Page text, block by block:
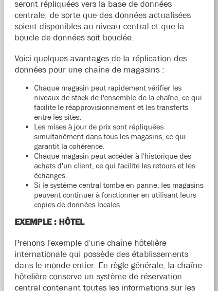
seront répliquées vers la base de données
centrale, de sorte que des données actualisées
soient disponibles au niveau central et que la
boucle de données soit bouclée.
Voici quelques avantages de la réplication des
données pour une chaîne de magasins :
Chaque magasin peut rapidement vérifier les
niveaux de stock de l'ensemble de la chaîne, ce qui
facilite le réapprovisionnement et les transferts
entre les sites.
Les mises à jour de prix sont répliquées
simultanément dans tous les magasins, ce qui
garantit la cohérence.
Chaque magasin peut accéder à l'historique des
achats d'un client, ce qui facilite les retours et les
échanges.
Si le système central tombe en panne, les magasins
peuvent continuer à fonctionner en utilisant leurs
copies de données locales.
EXEMPLE : HÔTEL
Prenons l'exemple d'une chaîne hôtelière
internationale qui possède des établissements
dans le monde entier. En règle générale, la chaîne
hôtelière conserve un système de réservation
central contenant toutes les informations sur les